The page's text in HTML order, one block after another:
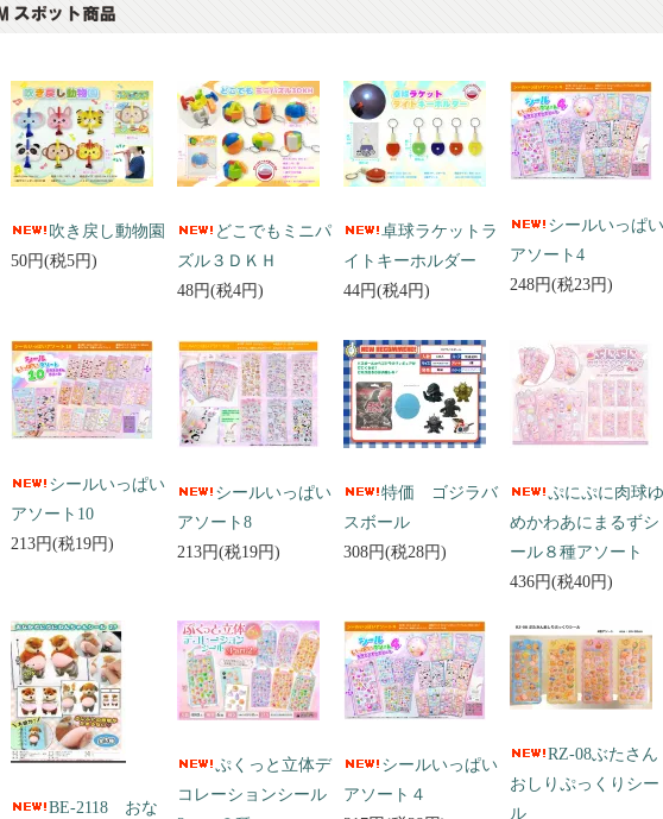
吹き戻し動物園
50円(税5円)
どこでもミニパ
ズル３ＤＫＨ
48円(税4円)
卓球ラケットラ
イトキーホルダー
44円(税4円)
シールいっぱい
アソート4
248円(税23円)
シールいっぱい
アソート10
213円(税19円)
シールいっぱい
アソート8
213円(税19円)
特価 ゴジラバ
スボール
308円(税28円)
ぷにぷに肉球ゆ
めかわあにまるずシ
ール８種アソート
436円(税40円)
BE-2118 おな
ぷくっと立体デ
コレーションシール
シールいっぱい
アソート４
RZ-08ぶたさん
おしりぷっくりシー
ル